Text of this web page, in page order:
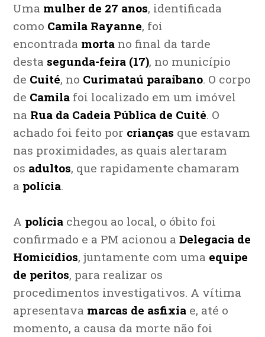
Uma mulher de 27 anos, identificada
como Camila Rayanne, foi
encontrada morta no final da tarde
desta segunda-feira (17), no município
de Cuité, no Curimataú paraibano. O corpo
de Camila foi localizado em um imóvel
na Rua da Cadeia Pública de Cuité. O
achado foi feito por crianças que estavam
nas proximidades, as quais alertaram
os adultos, que rapidamente chamaram
a polícia.
A polícia chegou ao local, o óbito foi
confirmado e a PM acionou aDelegacia de
Homicídios, juntamente com uma equipe
de peritos, para realizar os
procedimentos investigativos. A vítima
apresentava marcas de asfixia e, até o
momento, a causa da morte não foi